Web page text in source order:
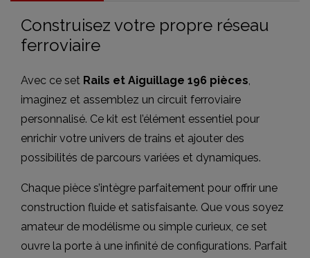
Construisez votre propre réseau
ferroviaire
Avec ce set Rails et Aiguillage 196 pièces,
imaginez et assemblez un circuit ferroviaire
personnalisé. Ce kit est l’élément essentiel pour
enrichir votre univers de trains et ajouter des
possibilités de parcours variées et dynamiques.
Chaque pièce s’intègre parfaitement pour offrir une
construction fluide et satisfaisante. Que vous soyez
amateur de modélisme ou simple curieux, ce set
ouvre la porte à une infinité de configurations. Parfait